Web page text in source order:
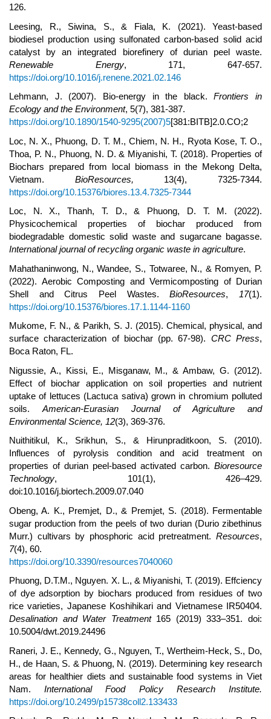
126.
Leesing, R., Siwina, S., & Fiala, K. (2021). Yeast-based
biodiesel production using sulfonated carbon-based solid acid
catalyst by an integrated biorefinery of durian peel waste.
Renewable Energy, 171, 647-657.
https://doi.org/10.1016/j.renene.2021.02.146
Lehmann, J. (2007). Bio‐energy in the black.Frontiers in
Ecology and the Environment, 5(7), 381-387.
https://doi.org/10.1890/1540-9295(2007)5[381:BITB]2.0.CO;2
Loc, N. X., Phuong, D. T. M., Chiem, N. H., Ryota Kose, T. O.,
Thoa, P. N., Phuong, N. D. & Miyanishi, T. (2018). Properties of
Biochars prepared from local biomass in the Mekong Delta,
Vietnam. BioResources, 13(4), 7325-7344.
https://doi.org/10.15376/biores.13.4.7325-7344
Loc, N. X., Thanh, T. D., & Phuong, D. T. M. (2022).
Physicochemical properties of biochar produced from
biodegradable domestic solid waste and sugarcane bagasse.
International journal of recycling organic waste in agriculture.
Mahathaninwong, N., Wandee, S., Totwaree, N., & Romyen, P.
(2022). Aerobic Composting and Vermicomposting of Durian
Shell and Citrus Peel Wastes.BioResources, 17(1).
https://doi.org/10.15376/biores.17.1.1144-1160
Mukome, F. N., & Parikh, S. J. (2015). Chemical, physical, and
surface characterization of biochar (pp. 67-98). CRC Press,
Boca Raton, FL.
Nigussie, A., Kissi, E., Misganaw, M., & Ambaw, G. (2012).
Effect of biochar application on soil properties and nutrient
uptake of lettuces (Lactuca sativa) grown in chromium polluted
soils. American-Eurasian Journal of Agriculture and
Environmental Science, 12(3), 369-376.
Nuithitikul, K., Srikhun, S., & Hirunpraditkoon, S. (2010).
Influences of pyrolysis condition and acid treatment on
properties of durian peel-based activated carbon. Bioresource
Technology, 101(1), 426–429.
doi:10.1016/j.biortech.2009.07.040
Obeng, A. K., Premjet, D., & Premjet, S. (2018). Fermentable
sugar production from the peels of two durian (Durio zibethinus
Murr.) cultivars by phosphoric acid pretreatment. Resources,
7(4), 60.
https://doi.org/10.3390/resources7040060
Phuong, D.T.M., Nguyen. X. L., & Miyanishi, T. (2019). Effciency
of dye adsorption by biochars produced from residues of two
rice varieties, Japanese Koshihikari and Vietnamese IR50404.
Desalination and Water Treatment165 (2019) 333–351. doi:
10.5004/dwt.2019.24496
Raneri, J. E., Kennedy, G., Nguyen, T., Wertheim-Heck, S., Do,
H., de Haan, S. & Phuong, N. (2019). Determining key research
areas for healthier diets and sustainable food systems in Viet
Nam.International Food Policy Research Institute.
https://doi.org/10.2499/p15738coll2.133433